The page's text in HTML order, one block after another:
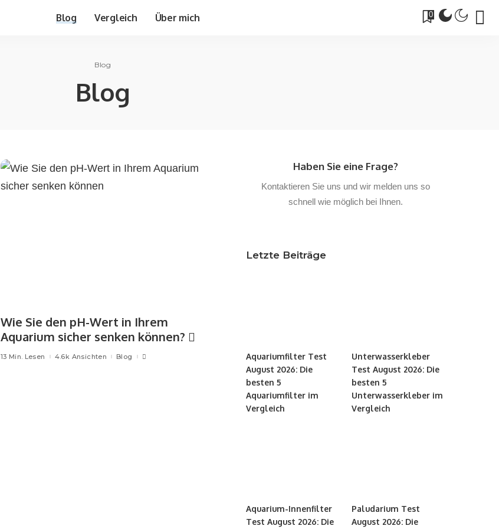
Blog Vergleich Über mich 0
Blog
Blog
Wie Sie den pH-Wert in Ihrem
Aquarium sicher senken können?
13 Min. Lesen 4.6k Ansichten Blog
Haben Sie eine Frage?
Kontaktieren Sie uns und wir melden uns so
schnell wie möglich bei Ihnen.
Letzte Beiträge
Aquariumfilter Test
August 2026: Die
besten 5
Aquariumfilter im
Vergleich
Unterwasserkleber
Test August 2026: Die
besten 5
Unterwasserkleber im
Vergleich
Aquarium-Innenfilter
Test August 2026: Die
Paludarium Test
August 2026: Die